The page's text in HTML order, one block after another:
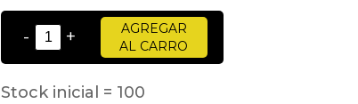
- +
AGREGAR
AL CARRO
Stock inicial = 100